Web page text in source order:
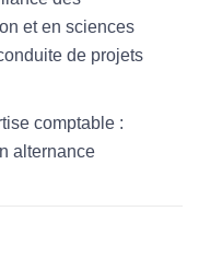
et en sciences
de projets
comptable :
alternance